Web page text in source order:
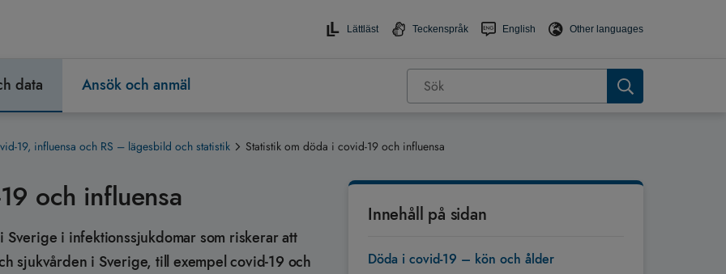
Lättläst Teckenspråk English Other languages
data Ansök och anmäl
19, influensa och RS – lägesbild och statistik Statistik om döda i covid-19 och influensa
Innehåll på sidan
Döda i covid-19 – kön och ålder
och influensa
Sverige i infektionssjukdomar som riskerar att
sjukvården i Sverige, till exempel covid-19 och